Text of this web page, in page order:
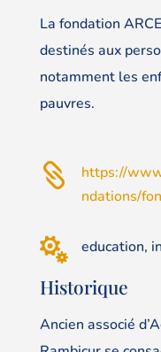
La fondation
destinés aux
notamment les
pauvres.

https://
ndations/
 education,
Historique
Ancien associé